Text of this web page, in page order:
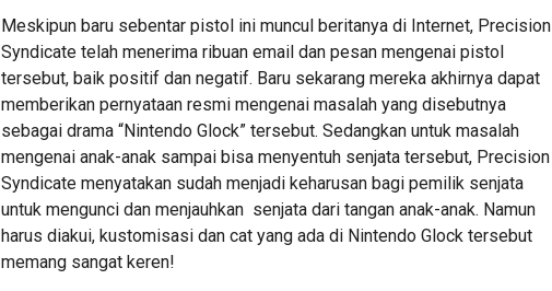
Meskipun baru sebentar pistol ini muncul beritanya di Internet, Precision
Syndicate telah menerima ribuan email dan pesan mengenai pistol
tersebut, baik positif dan negatif. Baru sekarang mereka akhirnya dapat
memberikan pernyataan resmi mengenai masalah yang disebutnya
sebagai drama “Nintendo Glock” tersebut. Sedangkan untuk masalah
mengenai anak-anak sampai bisa menyentuh senjata tersebut, Precision
Syndicate menyatakan sudah menjadi keharusan bagi pemilik senjata
untuk mengunci dan menjauhkan senjata dari tangan anak-anak. Namun
harus diakui, kustomisasi dan cat yang ada di Nintendo Glock tersebut
memang sangat keren!